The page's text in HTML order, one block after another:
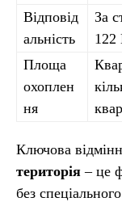
Відповід
альність
За
Площа
охоплен
ня
Ключова
територія – це
без